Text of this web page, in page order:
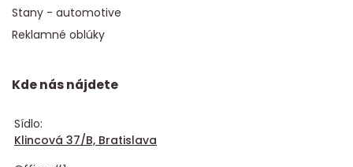
Stany - automotive
Reklamné oblúky
Kde nás nájdete
Sídlo:
Klincová 37/B, Bratislava